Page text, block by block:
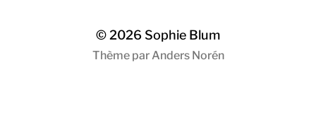
© 2026 Sophie Blum
Thème parAnders Norén